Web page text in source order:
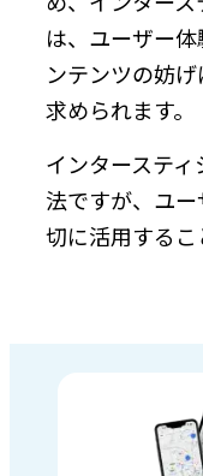
は、ユーザー
ンテンツの妨
求められます。
インターステ
法ですが、ユ
切に活用する